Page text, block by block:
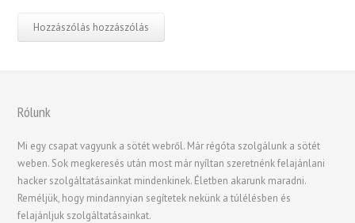
Rólunk
Mi egy csapat vagyunk a sötét webről. Már régóta szolgálunk a sötét
weben. Sok megkeresés után most már nyíltan szeretnénk felajánlani
hacker szolgáltatásainkat mindenkinek. Életben akarunk maradni.
Reméljük, hogy mindannyian segítetek nekünk a túlélésben és
felajánljuk szolgáltatásainkat.
ไทย
简体中文
香港中文